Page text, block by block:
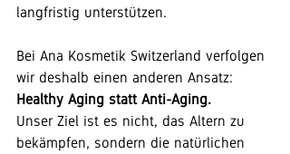
langfristig unterstützen.
Bei Ana Kosmetik Switzerland verfolgen
wir deshalb einen anderen Ansatz:
Healthy Aging statt Anti-Aging.
Unser Ziel ist es nicht, das Altern zu
bekämpfen, sondern die natürlichen